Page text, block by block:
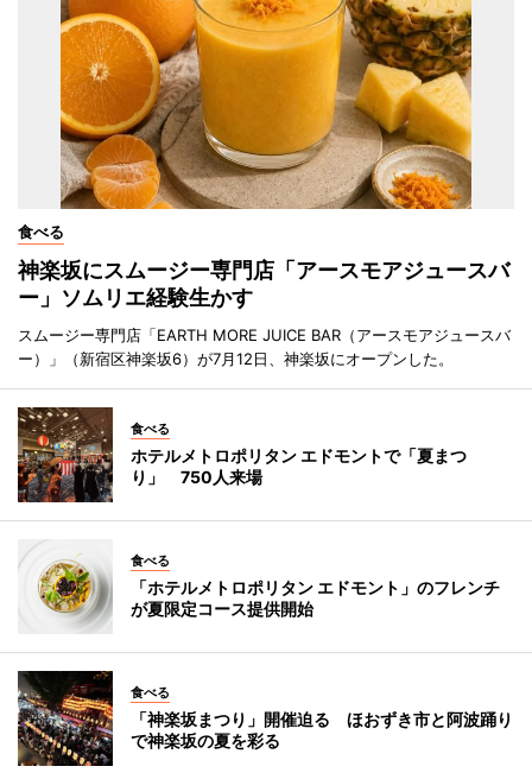
食べる
神楽坂にスムージー専門店「アースモアジュースバ
ー」ソムリエ経験生かす
スムージー専門店「EARTH MORE JUICE BAR（アースモアジュースバ
ー）」（新宿区神楽坂6）が7月12日、神楽坂にオープンした。
食べる
ホテルメトロポリタン エドモントで「夏まつ
り」 750人来場
食べる
「ホテルメトロポリタン エドモント」のフレンチ
が夏限定コース提供開始
食べる
「神楽坂まつり」開催迫る ほおずき市と阿波踊り
で神楽坂の夏を彩る